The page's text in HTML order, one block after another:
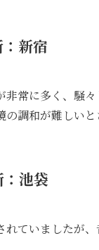
新宿
非常に多く、騒
調和が難しいと
池袋
れていましたが